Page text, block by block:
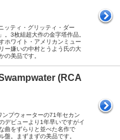
ッティ・グリッティ・ダー
。3枚組超大作の金字塔作品。
ホワイト・アメリカンミュー
ー嫌いの中村とうよう氏の大
の美品です。
(RCA
プウォーターの71年セカン
デビューより1年早いですがイ
曲をずらりと並べた名作で
盤。まずまずの美品です。